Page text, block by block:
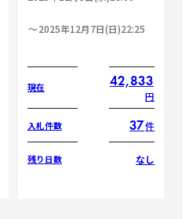
2025年12月7日(日)22:25
現在 42,833
円
入札件数 37件
残り日数 なし